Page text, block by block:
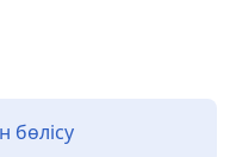
бөлісу